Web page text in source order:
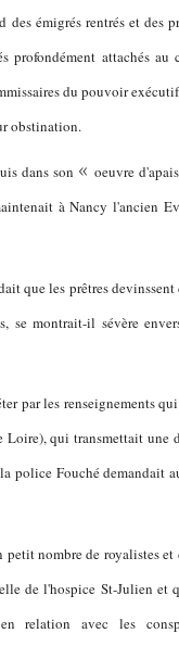
émigrés rentrés et des
attachés au
du pouvoir
obstination.
dans son « oeuvre
à Nancy l'ancien
que les prêtres
montrait-il sévère
par les renseignements
qui transmettait une
police Fouché demandait
nombre de royalistes et
de l'hospice St-Julien et
relation avec les